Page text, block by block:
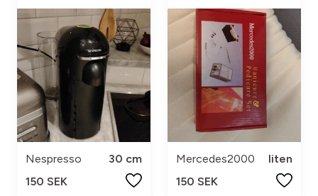
Nespresso
30 cm
150 SEK
Mercedes2000
liten
150 SEK